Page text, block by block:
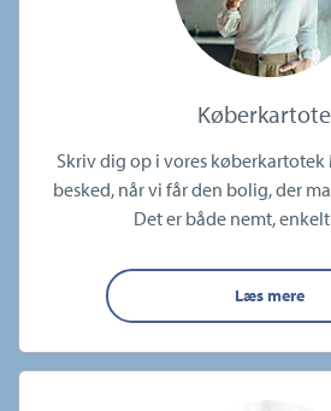
Skriv dig op i vores køberkartotek
besked, når vi får den bolig, der
Det er både nemt,
Læs mere